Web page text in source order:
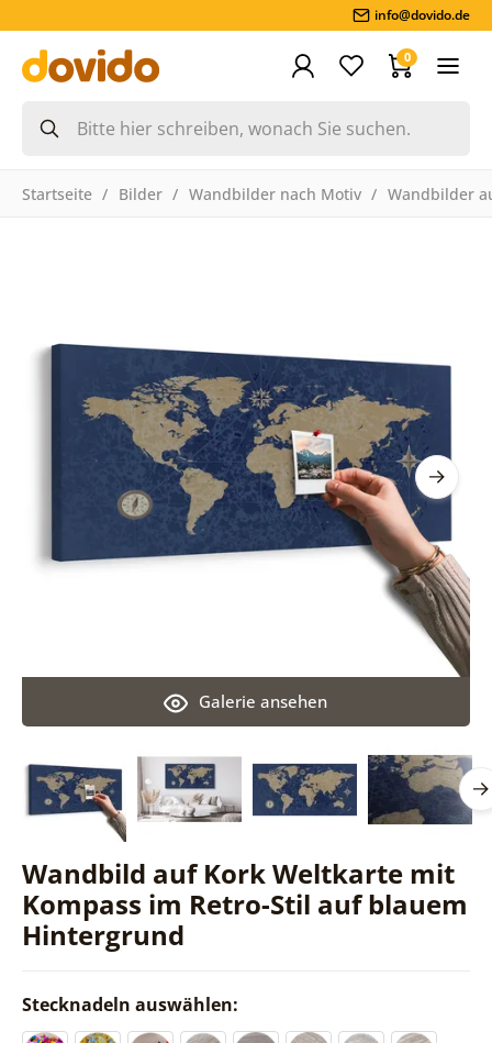
info@dovido.de
0
Startseite Bilder Wandbilder nach Motiv Wandbilder
Wandbild auf Kork Weltkarte mit
Kompass im Retro-Stil auf blauem
Hintergrund
Galerie ansehen
Stecknadeln auswählen: